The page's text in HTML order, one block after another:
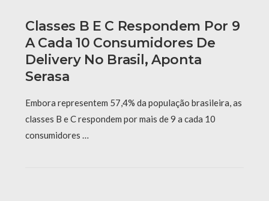
Classes B E C Respondem Por 9
A Cada 10 Consumidores De
Delivery No Brasil, Aponta
Serasa
Embora representem 57,4% da população brasileira, as
classes B e C respondem por mais de 9 a cada 10
consumidores …